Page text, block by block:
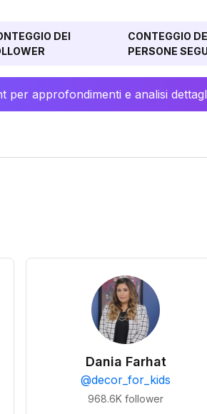
DEI
CONTEGGIO
PERSONE
per approfondimenti e analisi
Dania Farhat
@decor_for_kids
968.6K follower